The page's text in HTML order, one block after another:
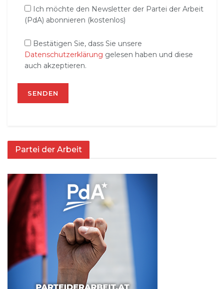
Ich möchte den Newsletter der Partei der Arbeit
(PdA) abonnieren (kostenlos)
Bestätigen Sie, dass Sie unsere
Datenschutzerklärung gelesen haben und diese
auch akzeptieren.
Partei der Arbeit